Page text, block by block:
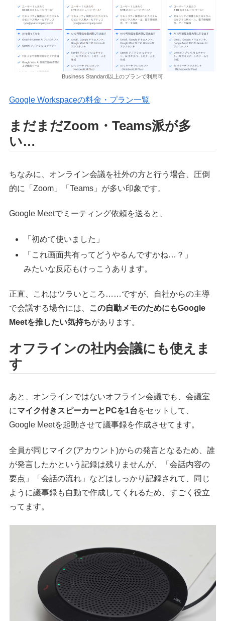
Business Standard以上のプランで利用可
Google Workspaceの料金・プラン一覧
まだまだZoom・Teams派が多
い…
ちなみに、オンライン会議を社外の方と行う場合、圧倒
的に「Zoom」「Teams」が多い印象です。
Google Meetでミーティング依頼を送ると、
「初めて使いました」
「これ画面共有ってどうやるんですかね…？」
みたいな反応もけっこうあります。
正直、これはツラいところ……ですが、自社からの主導
で会議する場合には、
この自動メモのためにもGoogle
Meetを推したい気持ちがあります。
オフラインの社内会議にも使えま
す
あと、オンラインではないオフライン会議でも、会議室
にマイク付きスピーカーとPCを1台をセットして、
Google Meetを起動させて議事録を作成させてます。
全員が同じマイク(アカウント)からの発言となるため、誰
が発言したかという記録は残りませんが、「会話内容の
要点」「会話の流れ」などはしっかり記録されて、同じ
ように議事録も自動で作成してくれるため、すごく役立
ってます。